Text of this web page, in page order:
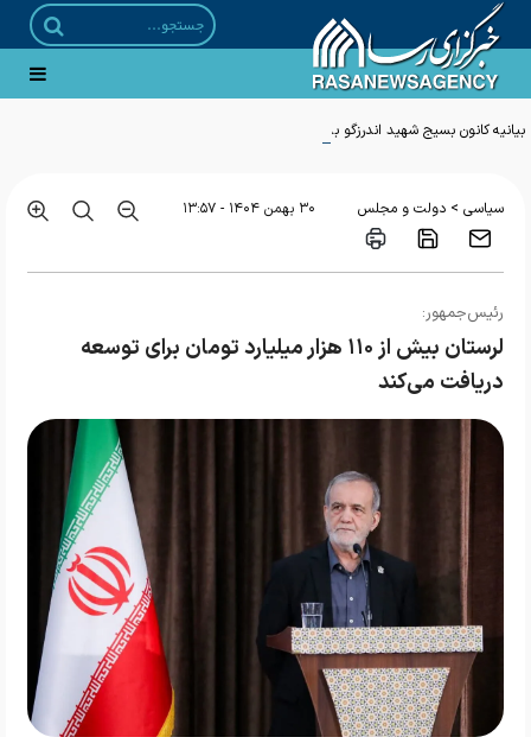
بیانیه کانون بسیج شهید اندرزگو به مناسبت تشییع تاریخی رهبر شهید انقلاب
سیاسی > دولت و مجلس ۳۰ بهمن ۱۴۰۴ - ۱۳:۵۷
رئیس‌جمهور:
لرستان بیش از ۱۱۰ هزار میلیارد تومان برای توسعه
دریافت می‌کند